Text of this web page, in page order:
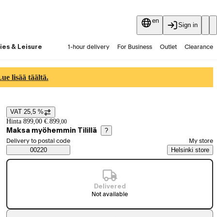
en
Sign in
& Leisure 1-hour delivery For Business Outlet Clearance
lisää täältä.
Price details
VAT 25,5 %
Hinta 899,00 €.899,00
Maksa myöhemmin Tilillä ?
Saatavuustiedot
Select order method
Delivery to postal code
00220
My store
Helsinki store
Delivered
Not available